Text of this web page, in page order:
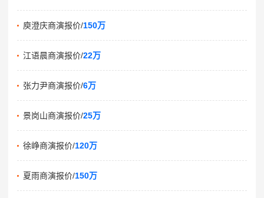
庾澄庆商演报价/150万
江语晨商演报价/22万
张力尹商演报价/6万
景岗山商演报价/25万
徐峥商演报价/120万
夏雨商演报价/150万